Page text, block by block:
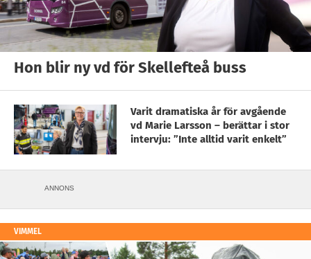
Hon blir ny vd för Skellefteå buss
Varit dramatiska år för avgående
vd Marie Larsson – berättar i stor
intervju: ”Inte alltid varit enkelt”
ANNONS
VIMMEL